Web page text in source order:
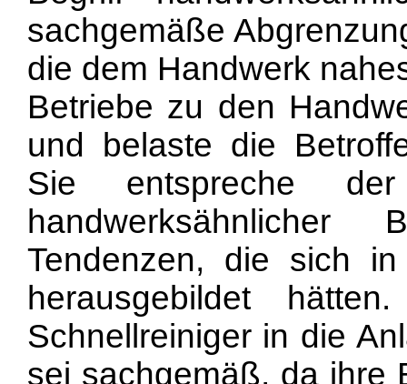
sachgemäße
die dem Handwerk
Betriebe zu den
und belaste die
Sie entspreche der
Tendenzen, die sich
herausgebildet
Schnellreiniger in die
sei sachgemäß, da ihre